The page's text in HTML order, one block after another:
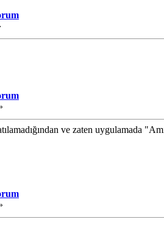
ve zaten uygulamada